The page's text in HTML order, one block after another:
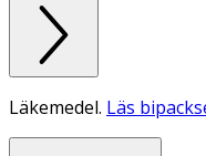
Läkemedel. Läs